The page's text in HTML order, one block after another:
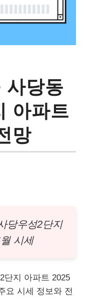
사당동
아파트
망
당우성2단지
시세
단지 아파트 2025
요 시세 정보와 전